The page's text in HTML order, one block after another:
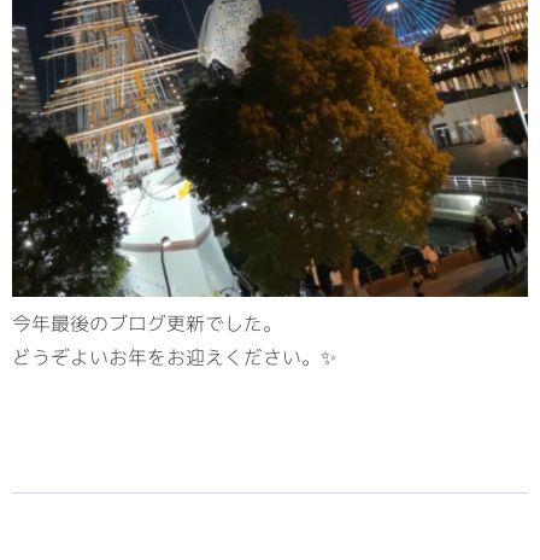
今年最後のブログ更新でした。
どうぞよいお年をお迎えください。✨